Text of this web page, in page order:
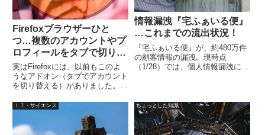
Firefoxブラウザーひと
つ…複数のアカウントやプ
ロフィールをタブで切り替
える『Containers』
実はFirefoxには、以前もこのよ
うなアドオン（タブでアカウント
を切り替える）がありました。
くなってしまっています。たし
か、バージョン52まで利用でき
たと記憶しています。Twitterなど
複数アカウン...
情報漏洩『宅ふぁいる便』
…これまでの流出状況！
『宅ふぁいる便』が、約480万件
の顧客情報の漏洩。現時点
（1/28）では、個人情報漏洩によ
目的は、顧客が回答し登録した情
報が漏れているようですね。
ＩＴ・サイエンス ちょっとした知識